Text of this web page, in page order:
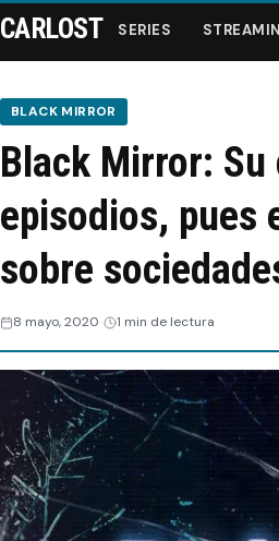
Series
Streaming
Recomendaciones
Videos
Webisodios
CARLOST SERIES
BLACK MIRROR
Black Mirror:
episodios, pues
sobre
8 mayo, 2020 1 min de lectura